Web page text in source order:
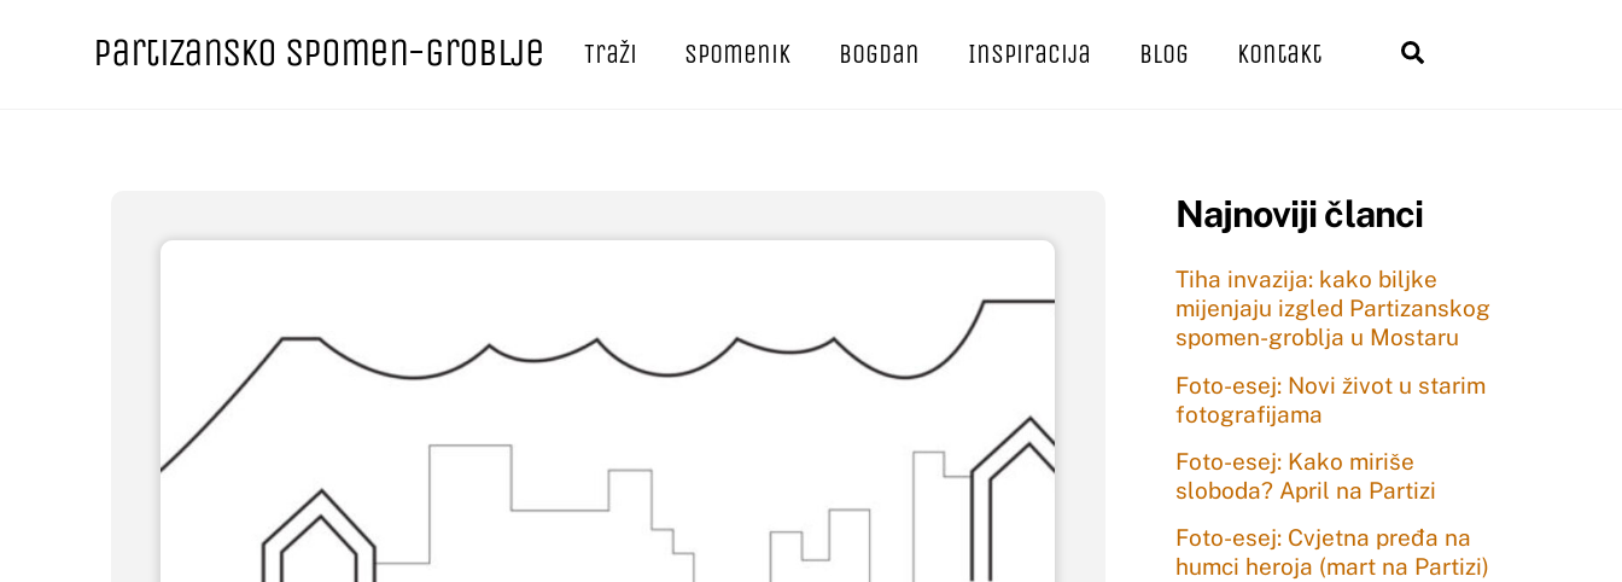
Partizansko spomen-groblje Traži Spomenik Bogdan Inspiracija Blog Kontakt
Najnoviji članci
Tiha invazija: kako biljke
mijenjaju izgled Partizanskog
spomen-groblja u Mostaru
Foto-esej: Novi život u starim
fotografijama
Foto-esej: Kako miriše
sloboda? April na Partizi
Foto-esej: Cvjetna pređa na
humci heroja (mart na Partizi)